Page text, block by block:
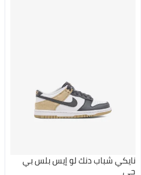
نايكي شباب دنك لو إيس بلس بي
جي